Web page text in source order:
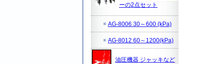
ーの2点セット
AG-8006 30～600 (kPa)
AG-8012 60～1200(kPa)
油圧機器 ジャッキなど